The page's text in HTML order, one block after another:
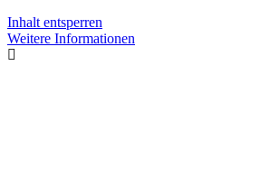
Inhalt entsperren
Weitere Informationen